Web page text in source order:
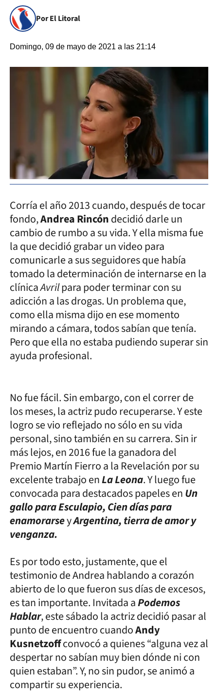
Por El Litoral
Domingo, 09 de mayo de 2021 a las 21:14
Corría el año 2013 cuando, después de tocar
fondo,Andrea Rincóndecidió darle un
cambio de rumbo a su vida. Y ella misma fue
la que decidió grabar un video para
comunicarle a sus seguidores que había
tomado la determinación de internarse en la
clínicaAvrilpara poder terminar con su
adicción a las drogas. Un problema que,
como ella misma dijo en ese momento
mirando a cámara, todos sabían que tenía.
Pero que ella no estaba pudiendo superar sin
ayuda profesional.
No fue fácil. Sin embargo, con el correr de
los meses, la actriz pudo recuperarse. Y este
logro se vio reflejado no sólo en su vida
personal, sino también en su carrera. Sin ir
más lejos, en 2016 fue la ganadora del
Premio Martín Fierro a la Revelación por su
excelente trabajo enLa Leona. Y luego fue
convocada para destacados papeles enUn
gallo para Esculapio, Cien días para
enamorarseyArgentina, tierra de amor y
venganza.
Es por todo esto, justamente, que el
testimonio de Andrea hablando a corazón
abierto de lo que fueron sus días de excesos,
es tan importante. Invitada aPodemos
Hablar, este sábado la actriz decidió pasar al
punto de encuentro cuandoAndy
Kusnetzoffconvocó a quienes “alguna vez al
despertar no sabían muy bien dónde ni con
quien estaban”. Y, no sin pudor, se animó a
compartir su experiencia.